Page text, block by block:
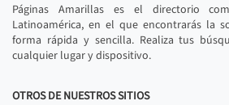
Páginas Amarillas es el directorio
Latinoamérica, en el que encontrarás la
forma rápida y sencilla. Realiza tus
cualquier lugar y dispositivo.
OTROS DE NUESTROS SITIOS